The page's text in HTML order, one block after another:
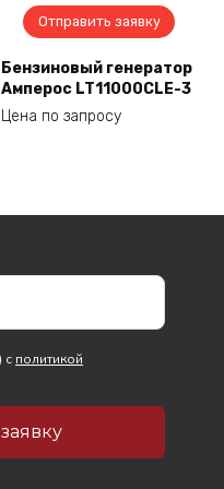
Отправить заявку
Бензиновый генератор
Амперос LT11000CLE-3
Цена по запросу